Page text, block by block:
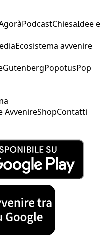
PodcastChiesaIdee e
Ecosistema avvenire
GutenbergPopotusPop
AvvenireShopContatti